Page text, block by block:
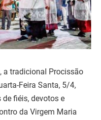
a tradicional Procissão
Feira Santa, 5/4,
fiéis, devotos e
da Virgem Maria